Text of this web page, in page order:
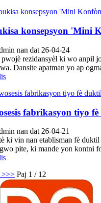
konsepsyon 'Mini
nan dat 26-04-24
rezidansyèl ki wo anpil
Dansite apatman yo ap
fabrikasyon tiyo
nan dat 26-04-21
ki vin nan etablisman fè
pite, ki mande yon kontni
>>> Paj 1 / 12